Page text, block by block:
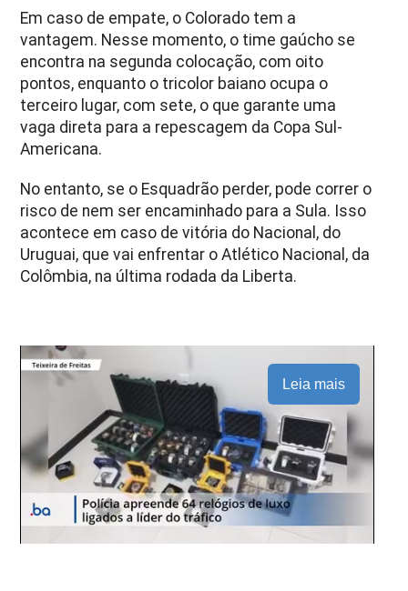
Em caso de empate, o Colorado tem a
vantagem. Nesse momento, o time gaúcho se
encontra na segunda colocação, com oito
pontos, enquanto o tricolor baiano ocupa o
terceiro lugar, com sete, o que garante uma
vaga direta para a repescagem da Copa Sul-
Americana.
No entanto, se o Esquadrão perder, pode correr o
risco de nem ser encaminhado para a Sula. Isso
acontece em caso de vitória do Nacional, do
Uruguai, que vai enfrentar o Atlético Nacional, da
Colômbia, na última rodada da Liberta.
Leia mais